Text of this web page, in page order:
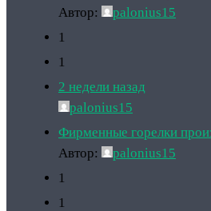
Автор:
palonius15
1
1
2 недели назад
palonius15
Фирменные горелки
Автор:
palonius15
1
1